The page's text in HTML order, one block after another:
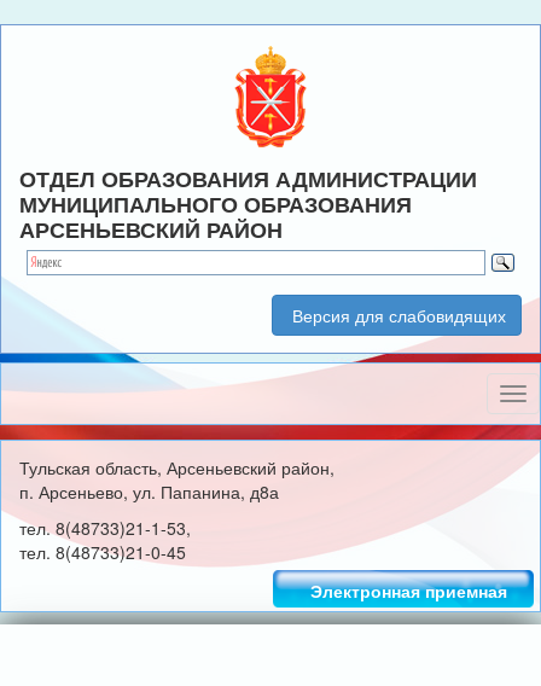
ОТДЕЛ ОБРАЗОВАНИЯ АДМИНИСТРАЦИИ
МУНИЦИПАЛЬНОГО ОБРАЗОВАНИЯ
АРСЕНЬЕВСКИЙ РАЙОН
Версия для слабовидящих
Тульская область, Арсеньевский район,
п. Арсеньево, ул. Папанина, д8а
тел. 8(48733)21-1-53,
тел. 8(48733)21-0-45
Электронная приемная